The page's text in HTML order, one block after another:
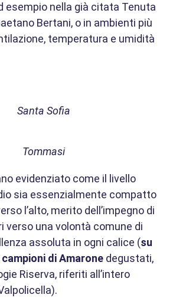
esempio nella già citata Tenuta
Bertani, o in ambienti più
temperatura e umidità
Santa Sofia
Tommasi
evidenziato come il livello
sia essenzialmente compatto
l’alto, merito dell’impegno di
verso una volontà comune di
assoluta in ogni calice (su
di Amarone degustati,
Riserva, riferiti all’intero